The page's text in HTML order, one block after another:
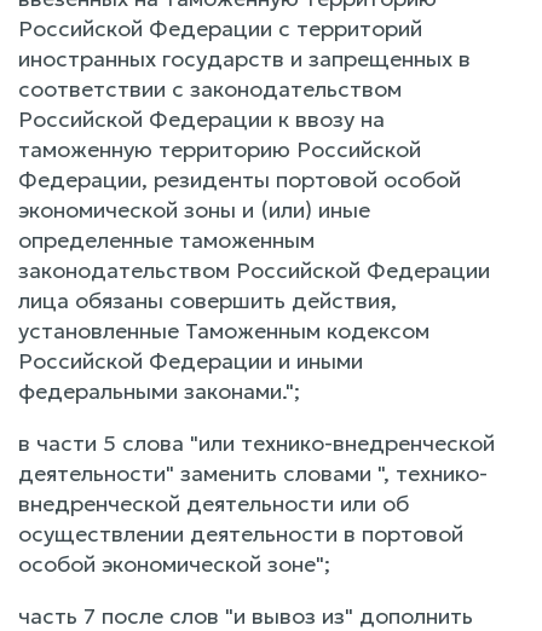
Российской Федерации с территорий
иностранных государств и запрещенных в
соответствии с законодательством
Российской Федерации к ввозу на
таможенную территорию Российской
Федерации, резиденты портовой особой
экономической зоны и (или) иные
определенные таможенным
законодательством Российской Федерации
лица обязаны совершить действия,
установленные Таможенным кодексом
Российской Федерации и иными
федеральными законами.";
в части 5 слова "или технико-внедренческой
деятельности" заменить словами ", технико-
внедренческой деятельности или об
осуществлении деятельности в портовой
особой экономической зоне";
часть 7 после слов "и вывоз из" дополнить